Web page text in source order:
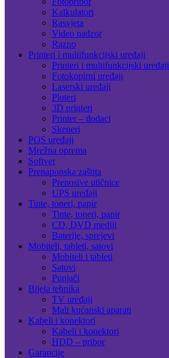
Kalkulatori
Rasvjeta
Video nadzor
Razno
Printeri i multifunkcijski uređaji
Printeri i multifunkcijski uređaji
Fotokopirni uređaji
Laserski uređaji
Ploteri
3D printeri
Printer – dodaci
Skeneri
POS uređaji
Mrežna oprema
Softver
Prenaponska zaštita
Prenosive utičnice
UPS uređaji
Tinte, toneri, papir
Tinte, toneri, papir
CD, DVD mediji
Baterije, sprejevi
Mobiteli, tableti, satovi
Mobiteli i tableti
Satovi
Punjači
Bijela tehnika
TV uređaji
Mali kućanski aparati
Kabeli i konektori
Kabeli i konektori
HDD – pribor
Garancije